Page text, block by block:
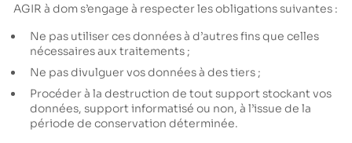
AGIR à dom s’engage à respecter les obligations suivantes :
Ne pas utiliser ces données à d’autres fins que celles
nécessaires aux traitements ;
Ne pas divulguer vos données à des tiers ;
Procéder à la destruction de tout support stockant vos
données, support informatisé ou non, à l’issue de la
période de conservation déterminée.